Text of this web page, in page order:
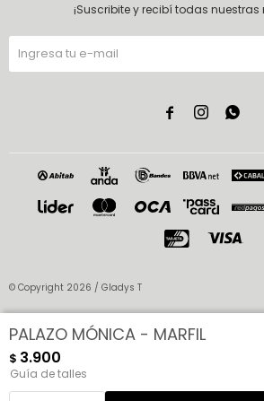
PALAZO MÓNICA - MARFIL
$ 3.900
Guía de talles
¡Suscribite y recibí todas
  
© Copyright 2026 / Gladys T